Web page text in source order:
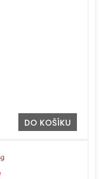
DO KOŠÍKU